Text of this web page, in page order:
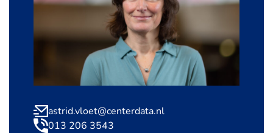
astrid.vloet@centerdata.nl
013 206 3543